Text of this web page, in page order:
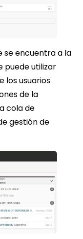
se encuentra a la
puede utilizar
los usuarios
de la
cola de
gestión de